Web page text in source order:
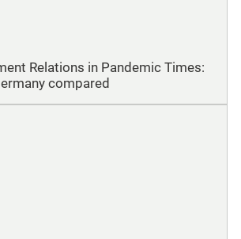
Relations in Pandemic Times:
compared